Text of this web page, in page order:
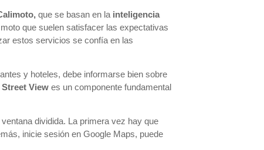
que se basan en la inteligencia
que suelen satisfacer las expectativas
estos servicios se confía en las
y hoteles, debe informarse bien sobre
View es un componente fundamental
dividida. La primera vez hay que
inicie sesión en Google Maps, puede